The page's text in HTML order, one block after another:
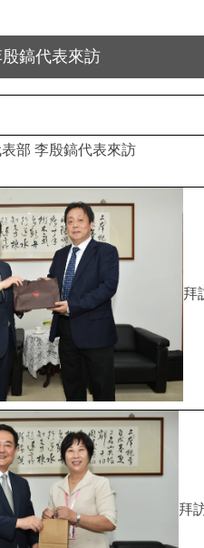
鎬代表來訪
部 李殷鎬代表來訪
拜
拜